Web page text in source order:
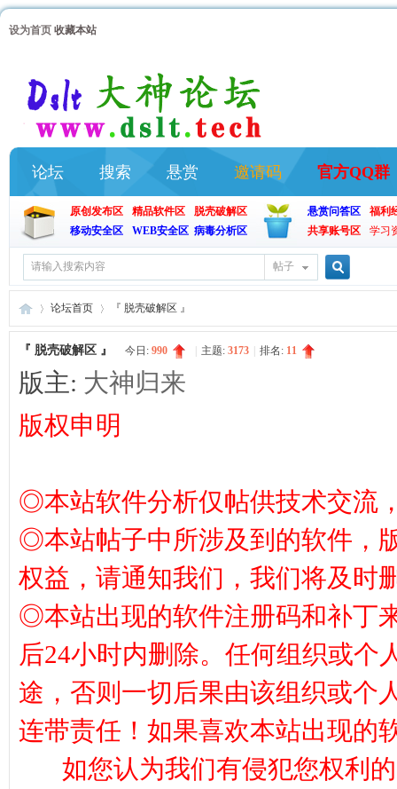
设为首页 收藏本站
论坛 搜索 悬赏 邀请码 官方QQ群
原创发布区 精品软件区
脱壳破解区
移动安全区
WEB安全区 病毒分析区
悬赏问答区
福利
共享账号区
学习
帖子
搜
大
论
»
论坛首页
›
『 脱壳破解区 』
『 脱壳破解区 』 今日: 990 主题: 3173 排名: 11
版主: 大神归来
版权申明
◎本站软件分析仅帖供技术交流
◎本站帖子中所涉及到的软件，
权益，请通知我们，我们将及时
◎本站出现的软件注册码和补丁
后24小时内删除。任何组织或个
途，否则一切后果由该组织或个
连带责任！如果喜欢本站出现
如您认为我们有侵犯您权利的